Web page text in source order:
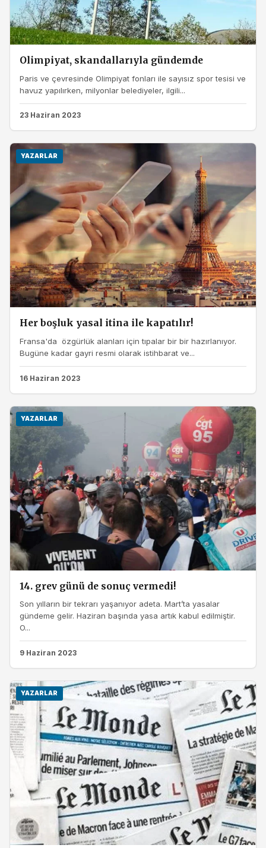
Olimpiyat, skandallarıyla gündemde
Paris ve çevresinde Olimpiyat fonları ile sayısız spor tesisi ve
havuz yapılırken, milyonlar belediyeler, ilgili...
23 Haziran 2023
YAZARLAR
Her boşluk yasal itina ile kapatılır!
Fransa'da özgürlük alanları için tıpalar bir bir hazırlanıyor.
Bugüne kadar gayri resmi olarak istihbarat ve...
16 Haziran 2023
YAZARLAR
14. grev günü de sonuç vermedi!
Son yılların bir tekrarı yaşanıyor adeta. Mart’ta yasalar
gündeme gelir. Haziran başında yasa artık kabul edilmiştir.
O...
9 Haziran 2023
YAZARLAR